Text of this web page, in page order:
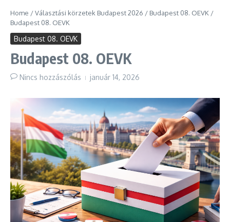
Home /Választási körzetek Budapest 2026 / Budapest 08. OEVK /
Budapest 08. OEVK
Budapest 08. OEVK
Budapest 08. OEVK
Nincs hozzászólás január 14, 2026